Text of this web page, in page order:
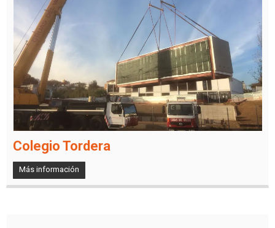
Colegio Tordera
Más información